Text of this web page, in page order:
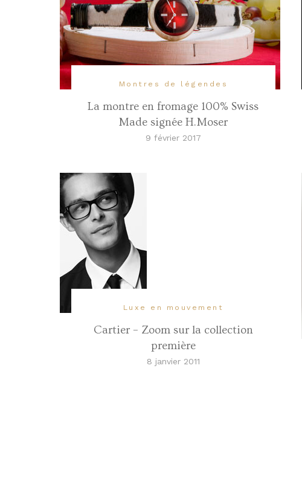
Montres de légendes
La montre en fromage 100% Swiss
Made signée H.Moser
9 février 2017
Luxe en mouvement
Cartier – Zoom sur la collection
première
8 janvier 2011